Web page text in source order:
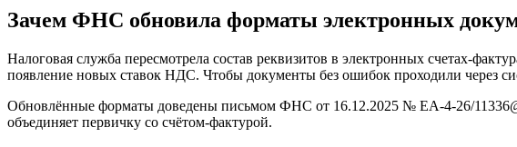
Зачем ФНС обновила форматы электронных
Налоговая служба пересмотрела состав реквизитов в электронных счетах-
появление новых ставок НДС. Чтобы документы без ошибок проходили через
Обновлённые форматы доведены письмом ФНС от 16.12.2025 № ЕА-4-26/
объединяет первичку со счётом-фактурой.